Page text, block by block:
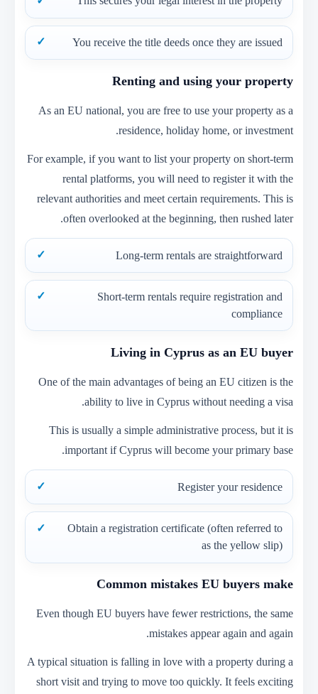
You receive the title deeds once they are issued
Renting and using your property
As an EU national, you are free to use your property as a
residence, holiday home, or investment.
For example, if you want to list your property on short-term
rental platforms, you will need to register it with the
relevant authorities and meet certain requirements. This is
often overlooked at the beginning, then rushed later.
Long-term rentals are straightforward
Short-term rentals require registration and
compliance
Living in Cyprus as an EU buyer
One of the main advantages of being an EU citizen is the
ability to live in Cyprus without needing a visa.
This is usually a simple administrative process, but it is
important if Cyprus will become your primary base.
Register your residence
Obtain a registration certificate (often referred to
as the yellow slip)
Common mistakes EU buyers make
Even though EU buyers have fewer restrictions, the same
mistakes appear again and again.
A typical situation is falling in love with a property during a
short visit and trying to move too quickly. It feels exciting